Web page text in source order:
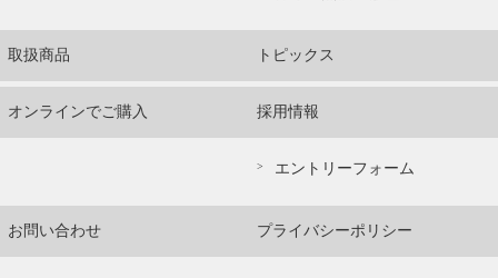
取扱商品 トピックス
オンラインでご購入 採用情報
エントリーフォーム
お問い合わせ プライバシーポリシー